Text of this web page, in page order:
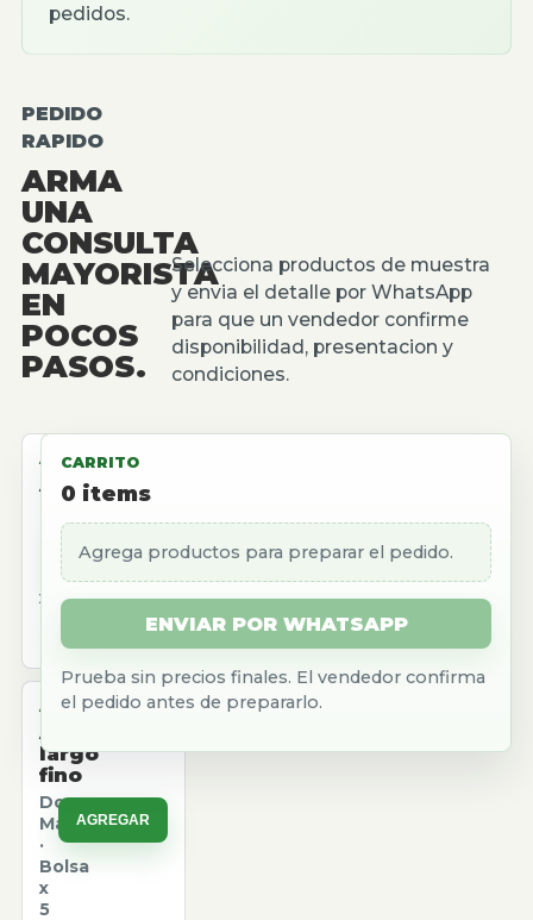
pedidos.
PEDIDO
RAPIDO
ARMA
UNA
CONSULTA
MAYORISTA
EN
POCOS
PASOS.
Selecciona productos de muestra
y envia el detalle por WhatsApp
para que un vendedor confirme
disponibilidad, presentacion y
condiciones.
ALMACEN
Aceite
girasol
Natura
Caja
x
AGREGAR
ALMACEN
Arroz
largo
fino
Don
Marcos
·
Bolsa
x
5
AGREGAR
CARRITO
0 items
Agrega productos para preparar el pedido.
ENVIAR POR WHATSAPP
Prueba sin precios finales. El vendedor confirma
el pedido antes de prepararlo.